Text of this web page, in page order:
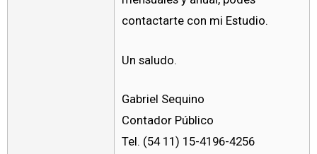
contactarte con mi Estudio.
Un saludo.
Gabriel Sequino
Contador Público
Tel. (54 11) 15-4196-4256